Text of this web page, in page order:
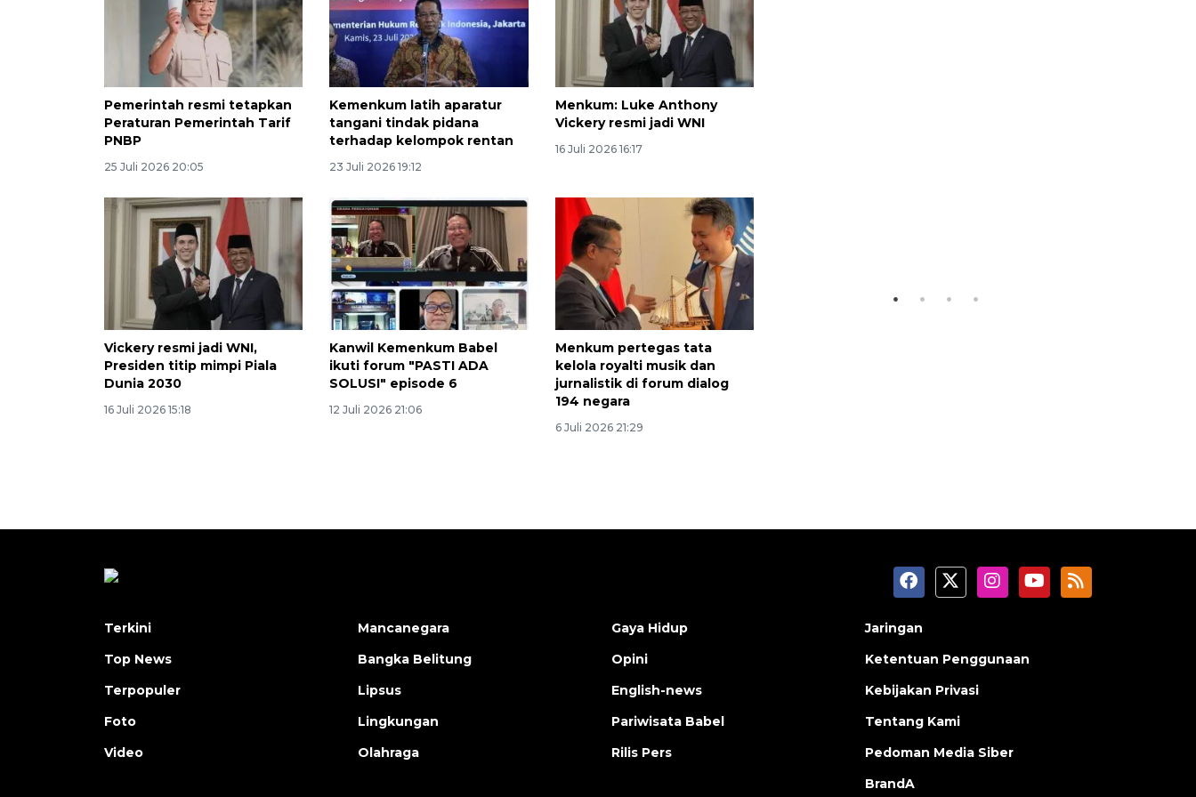
Pemerintah resmi tetapkan
Peraturan Pemerintah Tarif
PNBP
25 Juli 2026 20:05
Kemenkum latih aparatur
tangani tindak pidana
terhadap kelompok rentan
23 Juli 2026 19:12
Menkum: Luke Anthony
Vickery resmi jadi WNI
16 Juli 2026 16:17
Vickery resmi jadi WNI,
Presiden titip mimpi Piala
Dunia 2030
16 Juli 2026 15:18
Kanwil Kemenkum Babel
ikuti forum "PASTI ADA
SOLUSI" episode 6
12 Juli 2026 21:06
Menkum pertegas tata
kelola royalti musik dan
jurnalistik di forum dialog
194 negara
6 Juli 2026 21:29
160 ribu sambungan baru
jaringan gas 2026
2026-08-07 18:00:00
Terkini
Top News
Terpopuler
Foto
Video
Mancanegara
Bangka Belitung
Lipsus
Lingkungan
Olahraga
Gaya Hidup
Opini
English-news
Pariwisata Babel
Rilis Pers
Jaringan
Ketentuan Penggunaan
Kebijakan Privasi
Tentang Kami
Pedoman Media Siber
BrandA